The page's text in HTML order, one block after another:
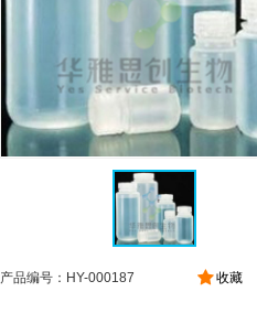
收藏
产品编号：HY-000187